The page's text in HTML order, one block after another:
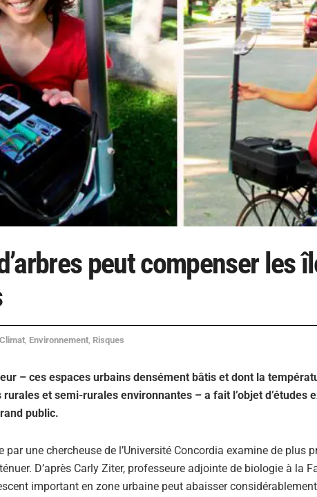
peut compenser les
Climat, Environnement, Risques
– ces espaces urbains densément bâtis et dont la
et semi-rurales environnantes – a fait l’objet d’études
public.
par une chercheuse de l’Université Concordia examine de plus
D’après Carly Ziter, professeure adjointe de biologie à la
important en zone urbaine peut abaisser